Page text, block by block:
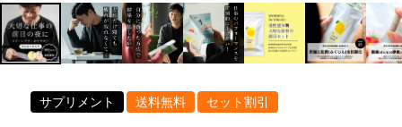
サプリメント 送料無料 セット割引